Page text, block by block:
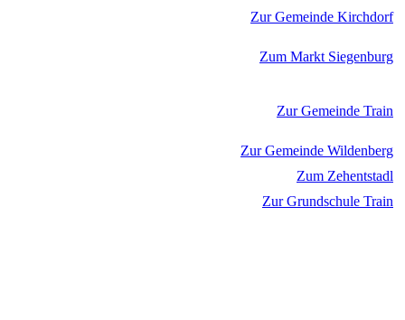
Zur Gemeinde Kirchdorf
Zum Markt Siegenburg
Zur Gemeinde Train
Zur Gemeinde Wildenberg
Zum Zehentstadl
Zur Grundschule Train